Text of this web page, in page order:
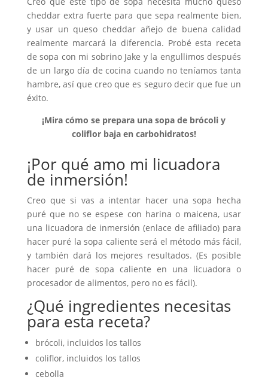
cheddar extra fuerte para que sepa realmente bien,
y usar un queso cheddar añejo de buena calidad
realmente marcará la diferencia. Probé esta receta
de sopa con mi sobrino Jake y la engullimos después
de un largo día de cocina cuando no teníamos tanta
hambre, así que creo que es seguro decir que fue un
éxito.
¡Mira cómo se prepara una sopa de brócoli y
coliflor baja en carbohidratos!
¡Por qué amo mi licuadora
de inmersión!
Creo que si vas a intentar hacer una sopa hecha
puré que no se espese con harina o maicena, usar
una licuadora de inmersión (enlace de afiliado) para
hacer puré la sopa caliente será el método más fácil,
y también dará los mejores resultados. (Es posible
hacer puré de sopa caliente en una licuadora o
procesador de alimentos, pero no es fácil).
¿Qué ingredientes necesitas
para esta receta?
brócoli, incluidos los tallos
coliflor, incluidos los tallos
cebolla